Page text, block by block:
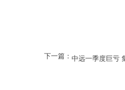
下一篇： 中远一季度巨亏